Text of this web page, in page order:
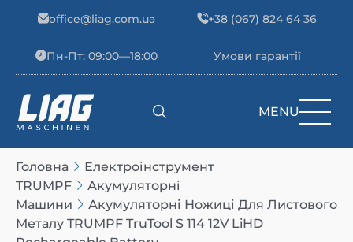
office@liag.com.ua +38 (067) 824 64 36
Пн-Пт: 09:00—18:00 Умови гарантії
Main Navigation MENU
Головна
Електроінструмент
TRUMPF
Акумуляторні
Машини
Акумуляторні Ножиці Для Листового
Металу TRUMPF TruTool S 114 12V LiHD